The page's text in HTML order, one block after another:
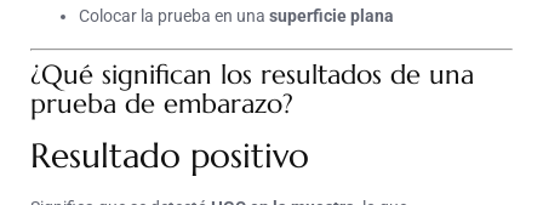
Colocar la prueba en una superficie plana
¿Qué significan los resultados de una
prueba de embarazo?
Resultado positivo